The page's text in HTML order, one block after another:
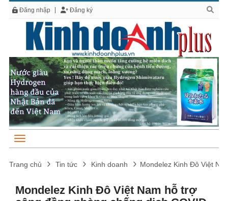
Đăng nhập Đăng ký
Trang chủ Tin tức Kinh doanh Mondelez Kinh Đô Việt
Mondelez Kinh Đô Việt Nam hỗ trợ